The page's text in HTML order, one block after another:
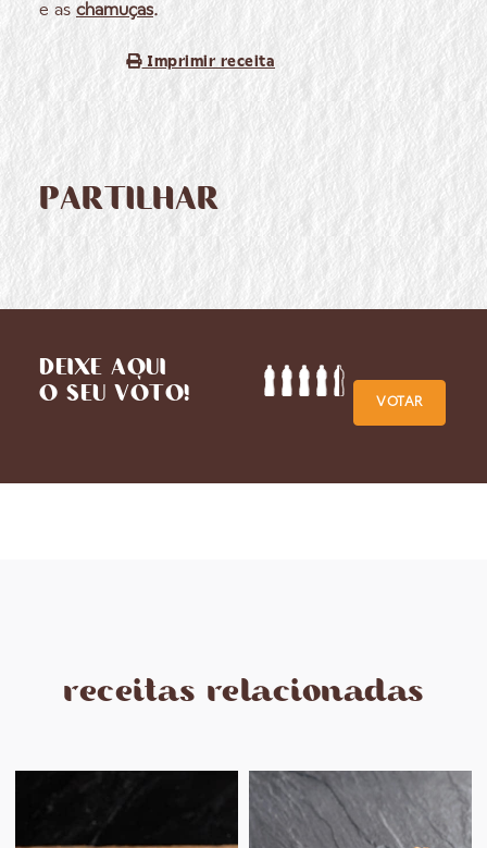
e as chamuças.
Imprimir receita
PARTILHAR
DEIXE AQUI
O SEU VOTO!
VOTAR
receitas relacionadas